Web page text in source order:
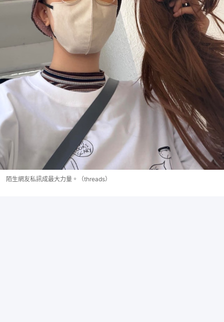
陌生網友私訊成最大力量。（threads）